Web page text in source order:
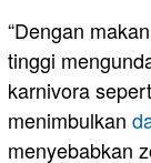
“Dengan
tinggi
karnivora
menimbulkan
menyebabkan